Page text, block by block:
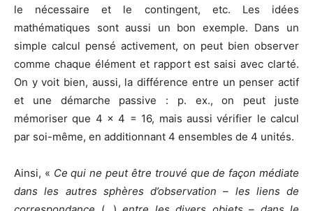
le nécessaire et le contingent, etc. Les idées
mathématiques sont aussi un bon exemple. Dans un
simple calcul pensé activement, on peut bien observer
comme chaque élément et rapport est saisi avec clarté.
On y voit bien, aussi, la différence entre un penser actif
et une démarche passive : p. ex., on peut juste
mémoriser que 4 x 4 = 16, mais aussi vérifier le calcul
par soi-même, en additionnant 4 ensembles de 4 unités.
Ainsi, « Ce qui ne peut être trouvé que de façon médiate
dans les autres sphères d’observation – les liens de